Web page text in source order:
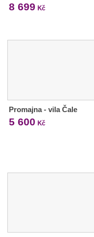
8 699 Kč
Promajna - vila Čale
5 600 Kč